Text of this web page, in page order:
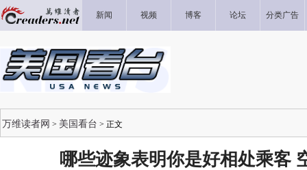
新闻 视频 博客 论坛 分类广告
万维读者网 > 美国看台 > 正文
哪些迹象表明你是好相处乘客